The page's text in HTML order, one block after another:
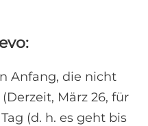
Anfang, die nicht
März 26, für
(d. h. es geht bis